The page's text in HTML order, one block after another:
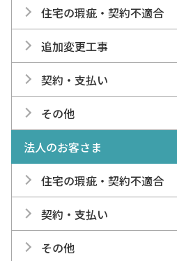
住宅の瑕疵・契約不適合
追加変更工事
契約・支払い
その他
法人のお客さま
住宅の瑕疵・契約不適合
契約・支払い
その他